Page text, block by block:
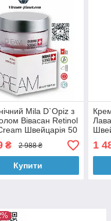
Mila D`Opiz з
Вівасан Retinol
Швейцарія 50
₴ 2 988 ₴
Купити
1